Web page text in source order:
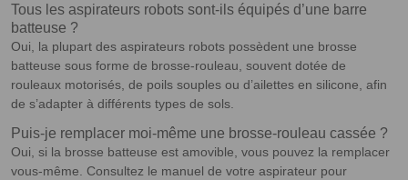
Tous les aspirateurs robots sont-ils équipés d’une barre
batteuse ?
Oui, la plupart des aspirateurs robots possèdent une brosse
batteuse sous forme de brosse-rouleau, souvent dotée de
rouleaux motorisés, de poils souples ou d’ailettes en silicone, afin
de s’adapter à différents types de sols.
Puis-je remplacer moi-même une brosse-rouleau cassée ?
Oui, si la brosse batteuse est amovible, vous pouvez la remplacer
vous-même. Consultez le manuel de votre aspirateur pour